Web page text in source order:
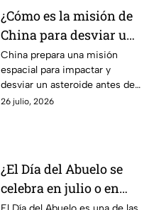
¿Cómo es la misión de
China para desviar un
asteroide antes de
2030?
China prepara una misión
espacial para impactar y
desviar un asteroide antes de
2030. Conoce los detalles de
26 julio, 2026
¿El Día del Abuelo se
celebra en julio o en